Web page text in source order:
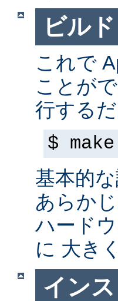
ビルド
これで
ことが
行する
$ make
基本的
あらか
ハード
に 大き
イン